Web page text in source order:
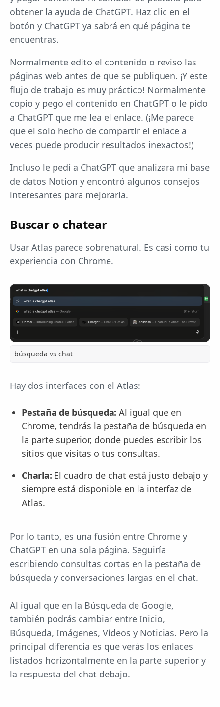
obtener la ayuda de ChatGPT. Haz clic en el
botón y ChatGPT ya sabrá en qué página te
encuentras.
Normalmente edito el contenido o reviso las
páginas web antes de que se publiquen. ¡Y este
flujo de trabajo es muy práctico! Normalmente
copio y pego el contenido en ChatGPT o le pido
a ChatGPT que me lea el enlace. (¡Me parece
que el solo hecho de compartir el enlace a
veces puede producir resultados inexactos!)
Incluso le pedí a ChatGPT que analizara mi base
de datos Notion y encontró algunos consejos
interesantes para mejorarla.
Buscar o chatear
Usar Atlas parece sobrenatural. Es casi como tu
experiencia con Chrome.
búsqueda vs chat
Hay dos interfaces con el Atlas:
Pestaña de búsqueda: Al igual que en
Chrome, tendrás la pestaña de búsqueda en
la parte superior, donde puedes escribir los
sitios que visitas o tus consultas.
Charla: El cuadro de chat está justo debajo y
siempre está disponible en la interfaz de
Atlas.
Por lo tanto, es una fusión entre Chrome y
ChatGPT en una sola página. Seguiría
escribiendo consultas cortas en la pestaña de
búsqueda y conversaciones largas en el chat.
Al igual que en la Búsqueda de Google,
también podrás cambiar entre Inicio,
Búsqueda, Imágenes, Vídeos y Noticias. Pero la
principal diferencia es que verás los enlaces
listados horizontalmente en la parte superior y
la respuesta del chat debajo.